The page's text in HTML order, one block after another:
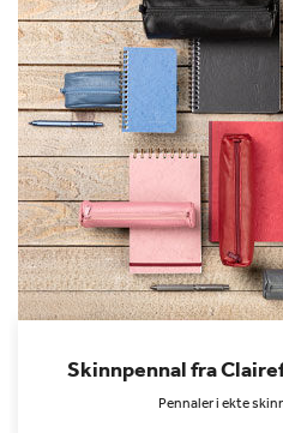
Skinnpennal fra
Pennaler i ekte